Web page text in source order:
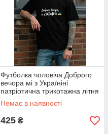
Футболка чоловіча Доброго
вечора мі з Україніні
патріотична трикотажна літня
чорна 44-50р
Немає в наявності
425 ₴